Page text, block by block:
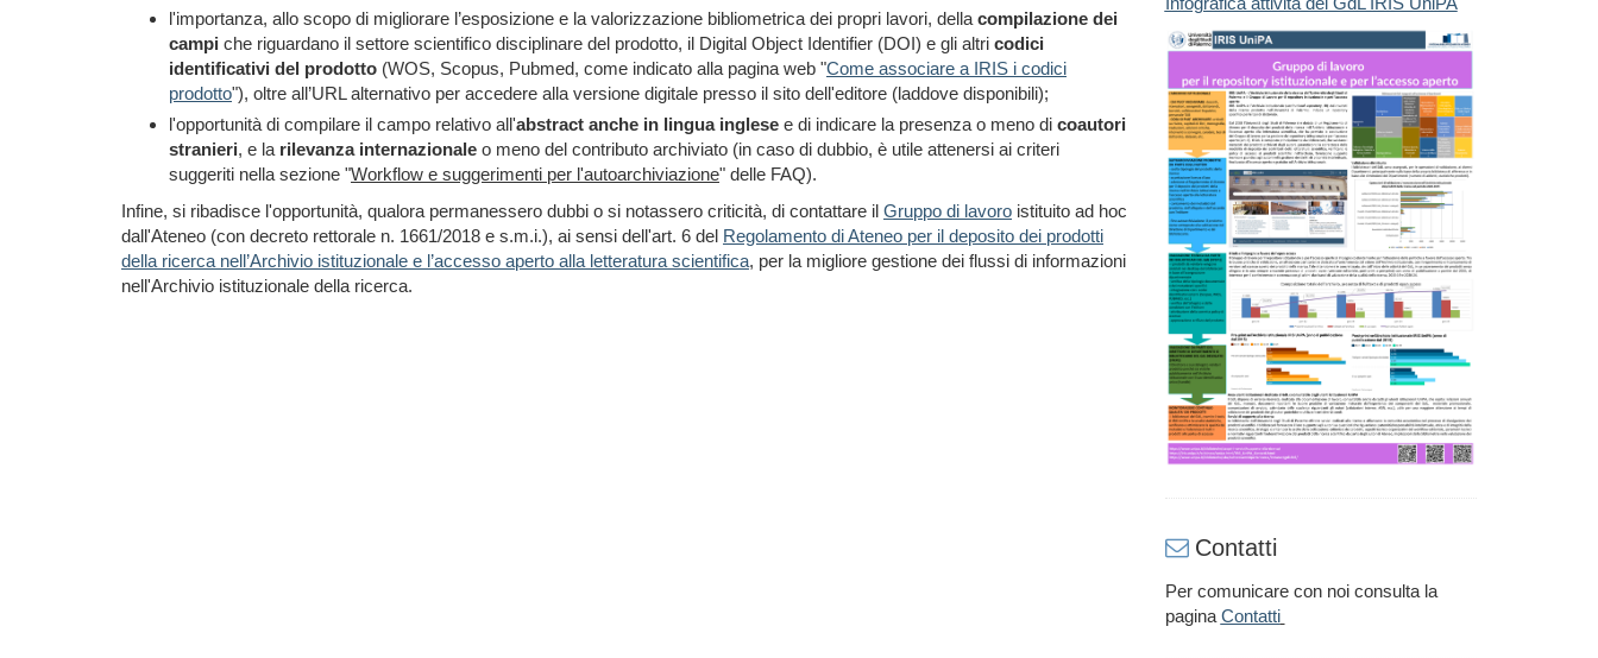
l'importanza, allo scopo di migliorare l’esposizione e la valorizzazione bibliometrica dei propri lavori, della compilazione dei
campi che riguardano il settore scientifico disciplinare del prodotto, il Digital Object Identifier (DOI) e gli altri codici
identificativi del prodotto (WOS, Scopus, Pubmed, come indicato alla pagina web "Come associare a IRIS i codici
prodotto"), oltre all’URL alternativo per accedere alla versione digitale presso il sito dell'editore (laddove disponibili);
l'opportunità di compilare il campo relativo all'abstract anche in lingua inglese e di indicare la presenza o meno di coautori
stranieri, e la rilevanza internazionale o meno del contributo archiviato (in caso di dubbio, è utile attenersi ai criteri
suggeriti nella sezione "Workflow e suggerimenti per l'autoarchiviazione" delle FAQ).
Infine, si ribadisce l'opportunità, qualora permanessero dubbi o si notassero criticità, di contattare il Gruppo di lavoro istituito ad hoc
dall'Ateneo (con decreto rettorale n. 1661/2018 e s.m.i.), ai sensi dell'art. 6 del Regolamento di Ateneo per il deposito dei prodotti
della ricerca nell’Archivio istituzionale e l’accesso aperto alla letteratura scientifica, per la migliore gestione dei flussi di informazioni
nell'Archivio istituzionale della ricerca.
Contatti
Per comunicare con noi consulta la
pagina Contatti